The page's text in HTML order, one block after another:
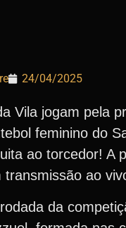
24/04/2025
Vila jogam pela
feminino do
ao torcedor! A
ao
da